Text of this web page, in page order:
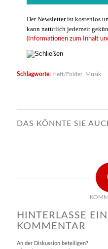
Der Newsletter ist kostenlos
kann natürlich jederzeit
(Informationen zum Inhalt
Schlagworte: Heft/Folder, Musik
DAS KÖNNTE SIE
HINTERLASSE
KOMMENTAR
An der Diskussion beteiligen?